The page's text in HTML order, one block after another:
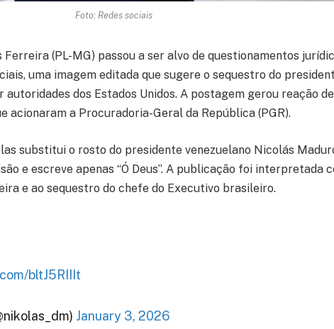
Foto: Redes sociais
(PL-MG) passou a ser alvo de questionamentos
uma imagem editada que sugere o sequestro do
autoridades dos Estados Unidos. A postagem gerou reação de
acionaram a Procuradoria-Geral da República (PGR).
substitui o rosto do presidente venezuelano Nicolás
e escreve apenas “Ó Deus”. A publicação foi interpretada
e ao sequestro do chefe do Executivo brasileiro.
bltJ5RIIIt
January 3, 2026